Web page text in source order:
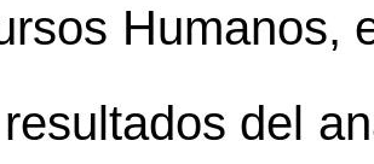
Humanos,
del